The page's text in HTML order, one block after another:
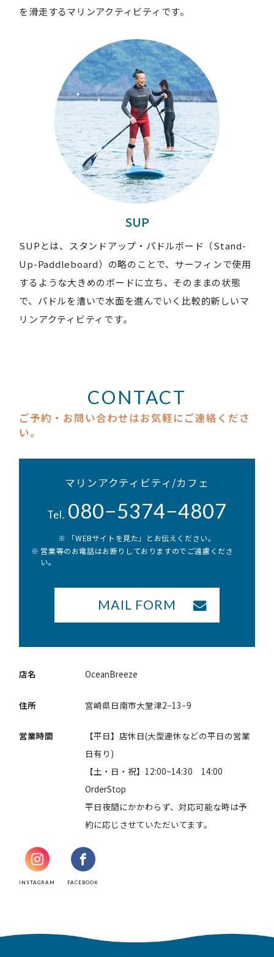
を滑走するマリンアクティビティです。
SUP
SUPとは、スタンドアップ・パドルボード（Stand-
Up-Paddleboard）の略のことで、サーフィンで使用
するような大きめのボードに立ち、そのままの状態
で、パドルを漕いで水面を進んでいく比較的新しいマ
リンアクティビティです。
CONTACT
ご予約・お問い合わせはお気軽にご連絡くださ
い。
マリンアクティビティ/カフェ
Tel. 080−5374−4807
「WEBサイトを見た」とお伝えください。
営業等のお電話はお断りしておりますのでご遠慮くださ
い。
MAIL FORM
店名 OceanBreeze
住所 宮崎県日南市大堂津2−13−9
営業時間
【平日】店休日(大型連休などの平日の営業
日有り)
【土・日・祝】12:00~14:30 14:00
OrderStop
平日夜間にかかわらず、対応可能な時は予
約に応じさせていただいてます。
INSTAGRAM FACEBOOK